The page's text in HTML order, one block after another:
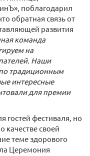
поблагодарил
обратная связь от
развития
команда
на
Наши
традиционным
интересные
для премии
гостей фестиваля, но
качестве своей
теме здорового
Церемония